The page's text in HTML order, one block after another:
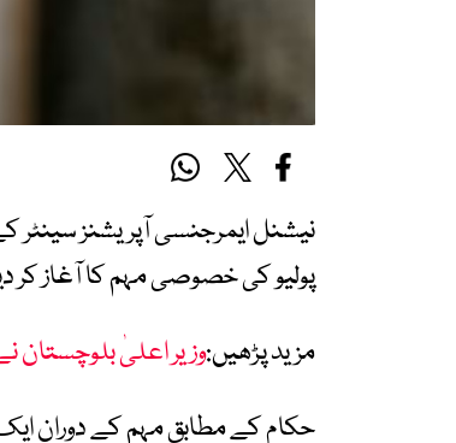
پولیو کی خصوصی مہم کا آغاز کر دیا گیا ہے، جو 18 سے
مزید پڑھیں:وزیر اعلیٰ بلوچستان